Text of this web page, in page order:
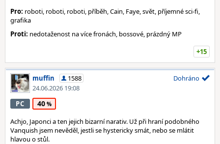
Pro: roboti, roboti, roboti, příběh, Cain, Faye, svět, příjemné sci-fi,
grafika
Proti: nedotaženost na více fronách, bossové, prázdný MP
+15
muffin
1588
24.06.2026 19:08
Dohráno
PC 40
Achjo, Japonci a ten jejich bizarní narativ. Už při hraní podobného
Vanquish jsem nevěděl, jestli se hystericky smát, nebo se mlátit
hlavou o stůl.